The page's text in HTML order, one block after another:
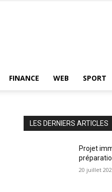
FINANCE WEB SPORT
LES DERNIERS ARTICLES
Projet
20 juillet